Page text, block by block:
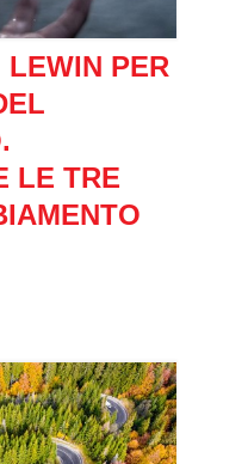
PER
LE TRE